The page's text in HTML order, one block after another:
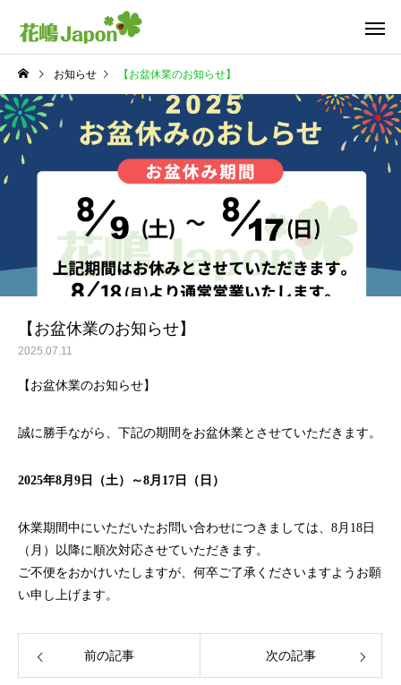
お知らせ 【お盆休業のお知らせ】
【お盆休業のお知らせ】
2025.07.11
【お盆休業のお知らせ】
誠に勝手ながら、下記の期間をお盆休業とさせていただきます。
2025年8月9日（土）～8月17日（日）
休業期間中にいただいたお問い合わせにつきましては、8月18日
（月）以降に順次対応させていただきます。
ご不便をおかけいたしますが、何卒ご了承くださいますようお願
い申し上げます。
前の記事 次の記事